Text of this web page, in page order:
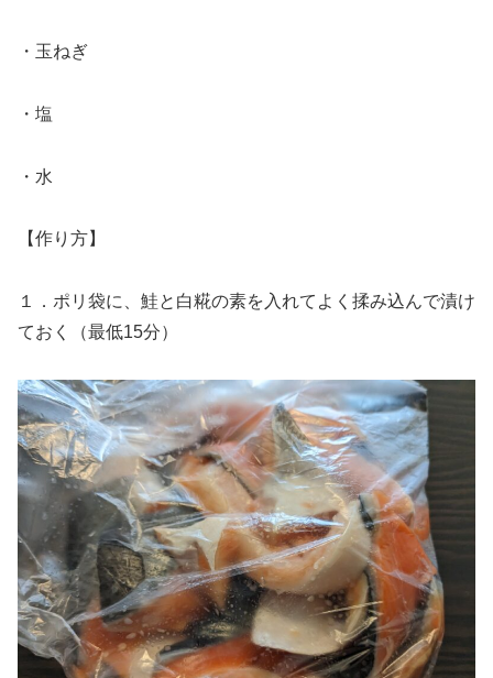
・玉ねぎ
・塩
・水
【作り方】
１．ポリ袋に、鮭と白糀の素を入れてよく揉み込んで漬け
ておく（最低15分）